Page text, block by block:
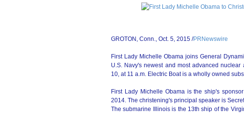
GROTON, Conn., Oct. 5, 2015 /PRNewswire
First Lady Michelle Obama joins General
U.S. Navy's newest and most advanced
10, at 11 a.m. Electric Boat is a wholly owned
First Lady Michelle Obama is the ship's
2014. The christening's principal speaker is
The submarine Illinois is the 13th ship of the